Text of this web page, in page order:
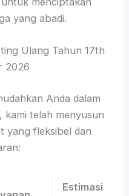
yang abadi.
Ulang Tahun 17th
2026
Anda dalam
kami telah menyusun
yang fleksibel dan
Estimasi